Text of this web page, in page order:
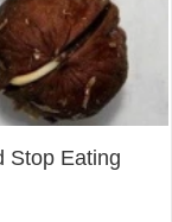
Stop Eating